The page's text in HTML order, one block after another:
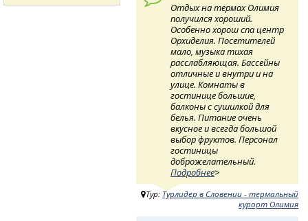
Отдых на термах Олимия
получился хороший.
Особенно хорош спа центр
Орхиделия. Посетителей
мало, музыка тихая
расслабляющая. Бассейны
отличные и внутри и на
улице. Комнаты в
гостинице большие,
балконы с сушилкой для
белья. Питание очень
вкусное и всегда большой
выбор фруктов. Персонал
гостиницы
доброжелательный.
Подробнее>
Тур: Турлидер в Словении - термальный
курорт Олимия